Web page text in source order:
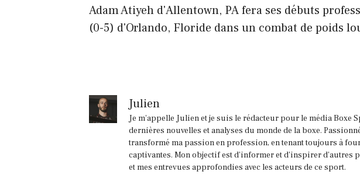
Adam Atiyeh d'Allentown, PA fera ses débuts
(0-5) d'Orlando, Floride dans un combat de poids
Julien
Je m'appelle Julien et je suis le rédacteur pour le média Boxe
dernières nouvelles et analyses du monde de la boxe.
transformé ma passion en profession, en tenant toujours à
captivantes. Mon objectif est d'informer et d'inspirer d'autres
et mes entrevues approfondies avec les acteurs de ce sport.